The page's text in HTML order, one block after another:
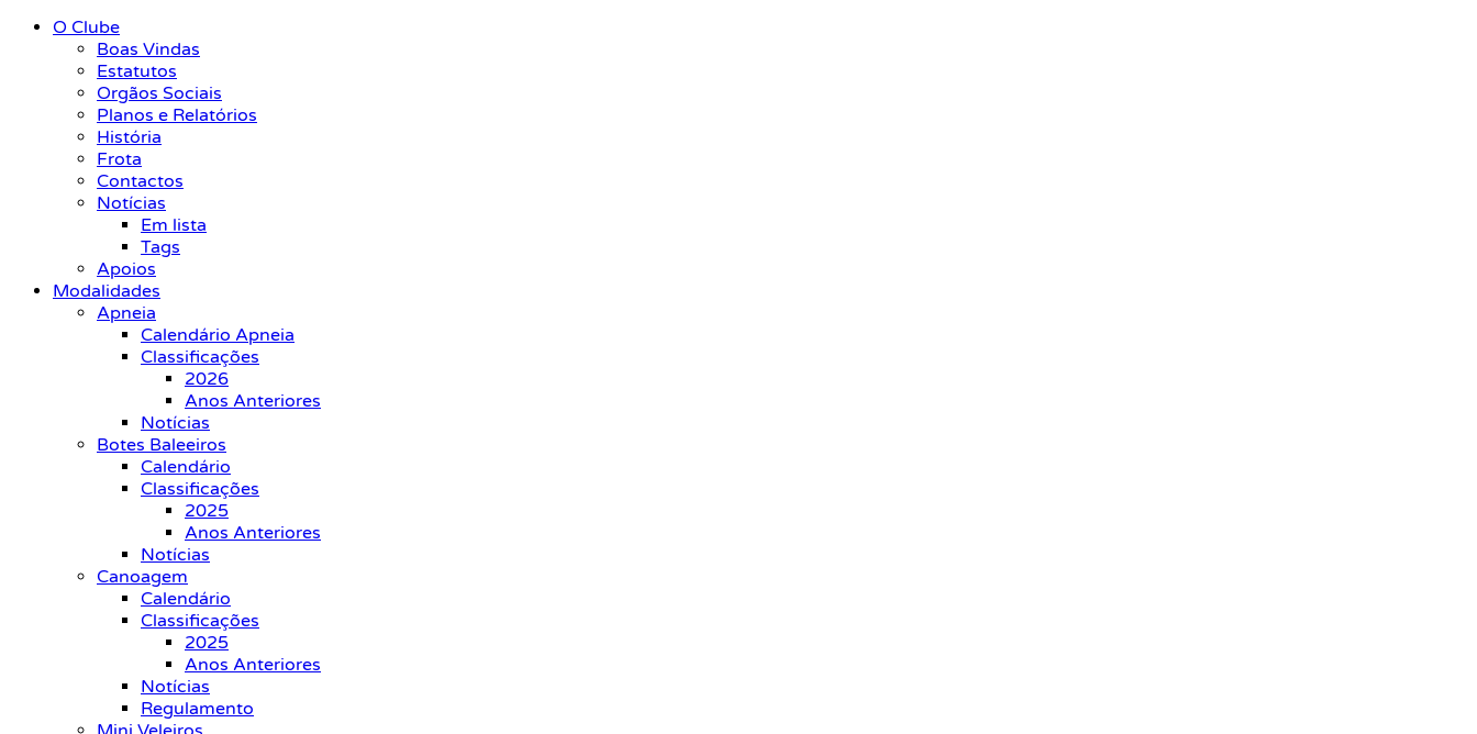
O Clube
Boas Vindas
Estatutos
Orgãos Sociais
Planos e Relatórios
História
Frota
Contactos
Notícias
Em lista
Tags
Apoios
Modalidades
Apneia
Calendário Apneia
Classificações
2026
Anos Anteriores
Notícias
Botes Baleeiros
Calendário
Classificações
2025
Anos Anteriores
Notícias
Canoagem
Calendário
Classificações
2025
Anos Anteriores
Notícias
Regulamento